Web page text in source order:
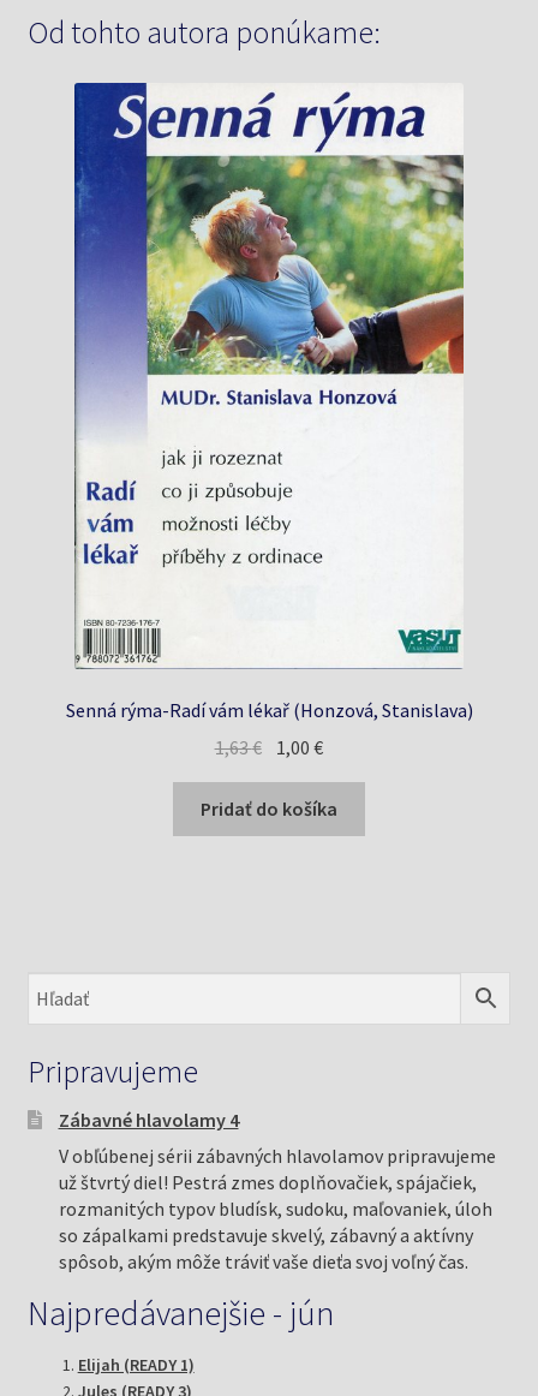
Od tohto autora ponúkame:
Senná rýma-Radí vám lékař (Honzová, Stanislava)
1,63€ Pôvodná
cena
bola:
1,63 €.
1,00€Aktuálna
cena
je:
1,00 €.
Pridať do košíka
Pripravujeme
Zábavné hlavolamy 4
V obľúbenej sérii zábavných hlavolamov pripravujeme
už štvrtý diel! Pestrá zmes doplňovačiek, spájačiek,
rozmanitých typov bludísk, sudoku, maľovaniek, úloh
so zápalkami predstavuje skvelý, zábavný a aktívny
spôsob, akým môže tráviť vaše dieťa svoj voľný čas.
Najpredávanejšie - jún
Elijah (READY 1)
Jules (READY 3)